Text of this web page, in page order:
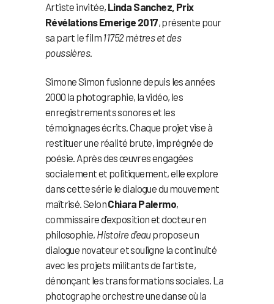
Artiste invitée, Linda Sanchez, Prix
Révélations Emerige 2017, présente pour
sa part le film 11752 mètres et des
poussières.
Simone Simon fusionne depuis les années
2000 la photographie, la vidéo, les
enregistrements sonores et les
témoignages écrits. Chaque projet vise à
restituer une réalité brute, imprégnée de
poésie. Après des œuvres engagées
socialement et politiquement, elle explore
dans cette série le dialogue du mouvement
maîtrisé. SelonChiara Palermo,
commissaire d’exposition et docteur en
philosophie, Histoire d’eaupropose un
dialogue novateur et souligne la continuité
avec les projets militants de l’artiste,
dénonçant les transformations sociales. La
photographe orchestre une danse où la